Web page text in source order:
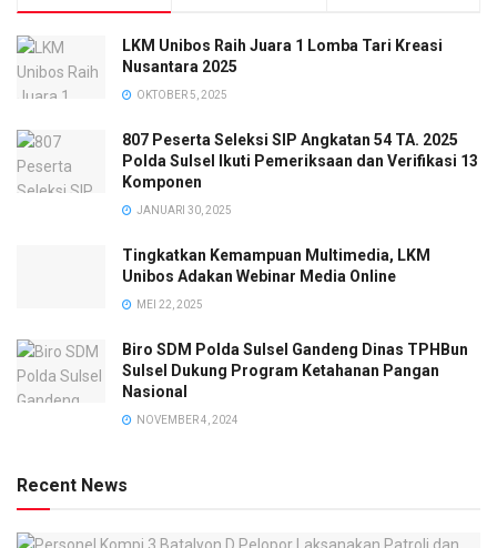
LKM Unibos Raih Juara 1 Lomba Tari Kreasi
Nusantara 2025
OKTOBER 5, 2025
807 Peserta Seleksi SIP Angkatan 54 TA. 2025
Polda Sulsel Ikuti Pemeriksaan dan Verifikasi 13
Komponen
JANUARI 30, 2025
Tingkatkan Kemampuan Multimedia, LKM
Unibos Adakan Webinar Media Online
MEI 22, 2025
Biro SDM Polda Sulsel Gandeng Dinas TPHBun
Sulsel Dukung Program Ketahanan Pangan
Nasional
NOVEMBER 4, 2024
Recent News